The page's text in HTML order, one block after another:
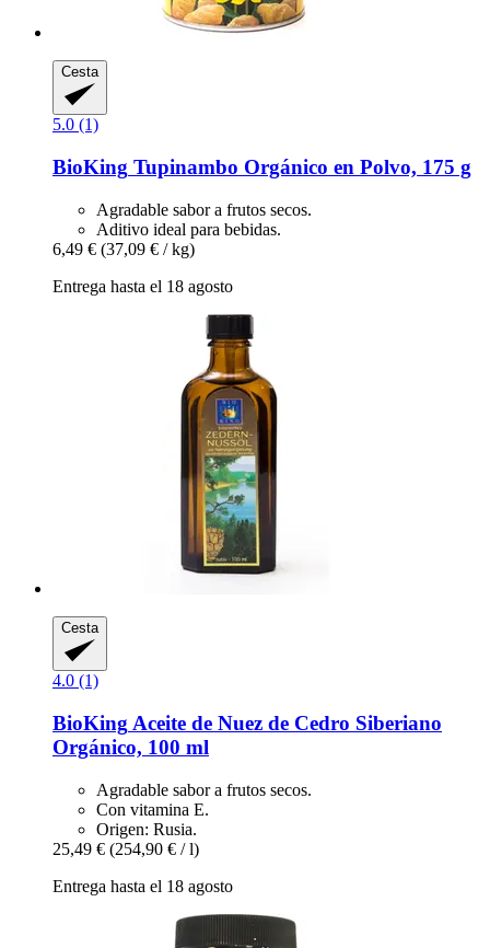
Cesta
5.0 (1)
BioKing Tupinambo Orgánico en Polvo, 175 g
Agradable sabor a frutos secos.
Aditivo ideal para bebidas.
6,49 € (37,09 € / kg)
Entrega hasta el 18 agosto
Cesta
4.0 (1)
BioKing Aceite de Nuez de Cedro Siberiano
Orgánico, 100 ml
Agradable sabor a frutos secos.
Con vitamina E.
Origen: Rusia.
25,49 € (254,90 € / l)
Entrega hasta el 18 agosto